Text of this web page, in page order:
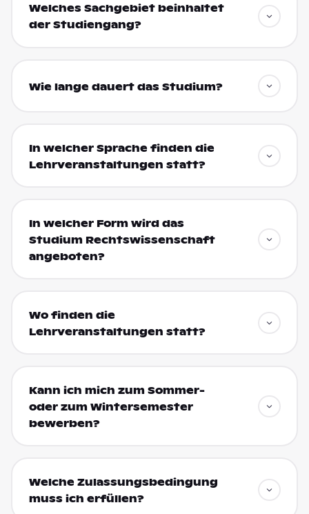
Welches Sachgebiet beinhaltet
der Studiengang?
Wie lange dauert das Studium?
In welcher Sprache finden die
Lehrveranstaltungen statt?
In welcher Form wird das
Studium Rechtswissenschaft
angeboten?
Wo finden die
Lehrveranstaltungen statt?
Kann ich mich zum Sommer-
oder zum Wintersemester
bewerben?
Welche Zulassungsbedingung
muss ich erfüllen?